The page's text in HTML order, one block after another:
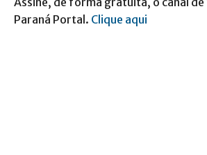
Paraná Portal. Clique aqui